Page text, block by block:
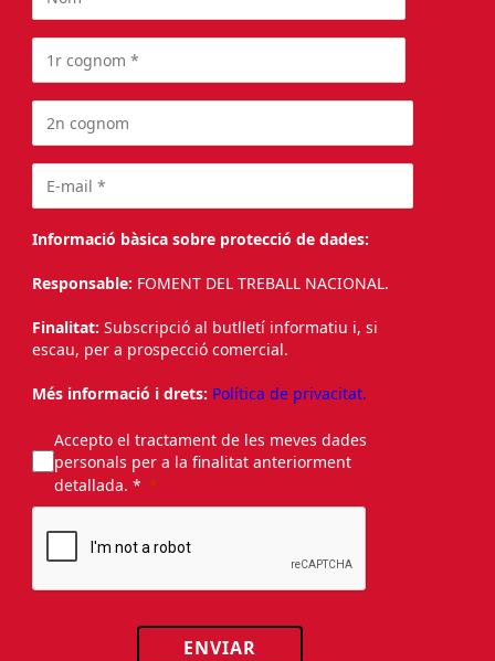
Informació bàsica sobre protecció de dades:
Responsable: FOMENT DEL TREBALL NACIONAL.
Finalitat: Subscripció al butlletí informatiu i, si
escau, per a prospecció comercial.
Més informació i drets: Política de privacitat.
Accepto el tractament de les meves dades
personals per a la finalitat anteriorment
detallada. *
ENVIAR